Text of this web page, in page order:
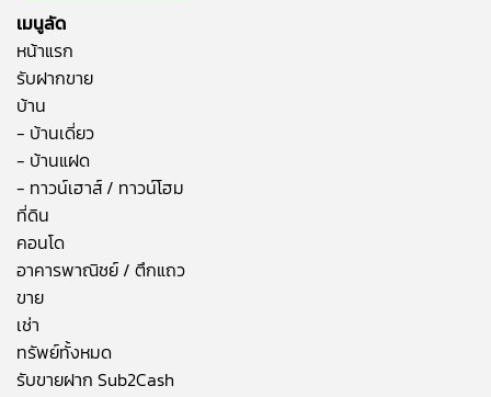
เมนูลัด
หน้าแรก
รับฝากขาย
บ้าน
- บ้านเดี่ยว
- บ้านแฝด
- ทาวน์เฮาส์ / ทาวน์โฮม
ที่ดิน
คอนโด
อาคารพาณิชย์ / ตึกแถว
ขาย
เช่า
ทรัพย์ทั้งหมด
รับขายฝาก Sub2Cash